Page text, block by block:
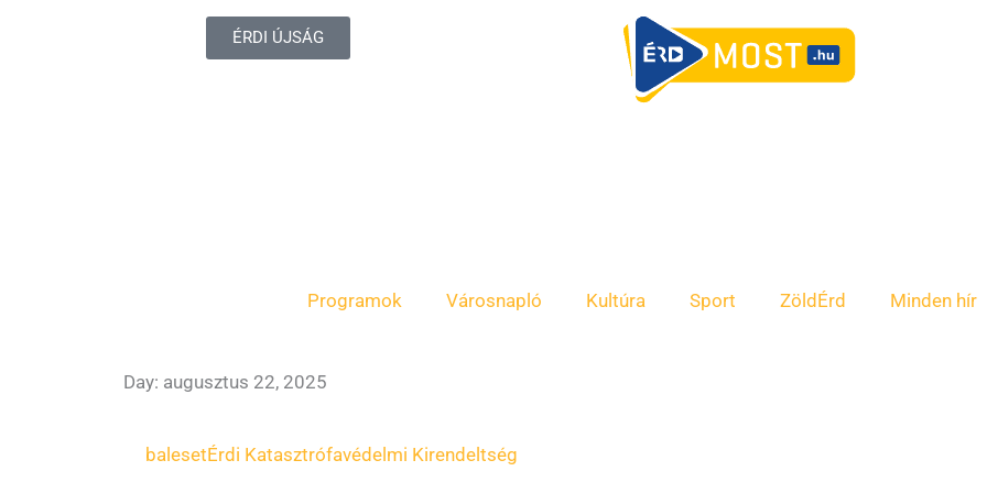
ÉRDI ÚJSÁG
Programok Városnapló Kultúra Sport ZöldÉrd Minden hír
Day: augusztus 22, 2025
balesetÉrdi Katasztrófavédelmi Kirendeltség